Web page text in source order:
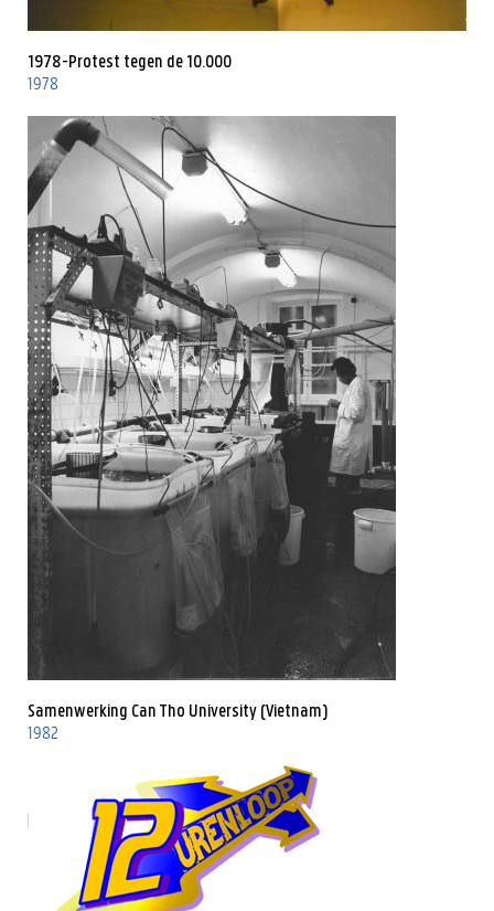
1978-Protest tegen de 10.000
1978
Samenwerking Can Tho University (Vietnam)
1982